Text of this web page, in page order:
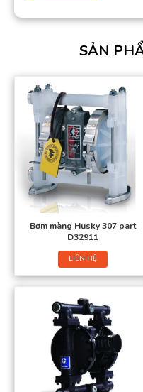
SẢN
Bơm màng Husky 307 part
D32911
LIÊN HỆ